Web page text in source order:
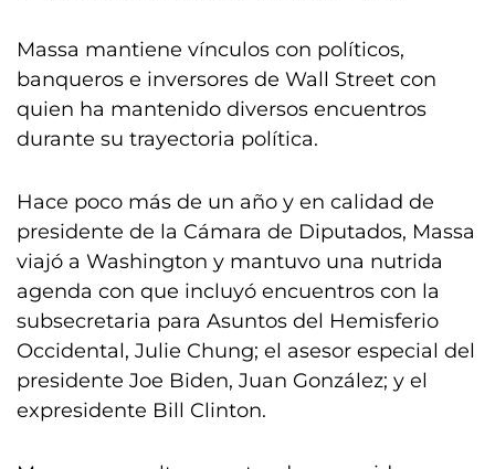
Massa mantiene vínculos con políticos,
banqueros e inversores de Wall Street con
quien ha mantenido diversos encuentros
durante su trayectoria política.
Hace poco más de un año y en calidad de
presidente de la Cámara de Diputados, Massa
viajó a Washington y mantuvo una nutrida
agenda con que incluyó encuentros con la
subsecretaria para Asuntos del Hemisferio
Occidental, Julie Chung; el asesor especial del
presidente Joe Biden, Juan González; y el
expresidente Bill Clinton.